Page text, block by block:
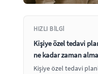
HIZLI BILGI
Kişiye özel tedavi
ne kadar zaman
Kişiye özel tedavi